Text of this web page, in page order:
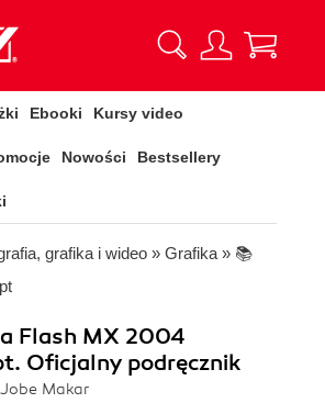
Ebooki Kursy video
Nowości Bestsellery
grafika i wideo » Grafika » 📚
Flash MX 2004
Oficjalny podręcznik
Makar